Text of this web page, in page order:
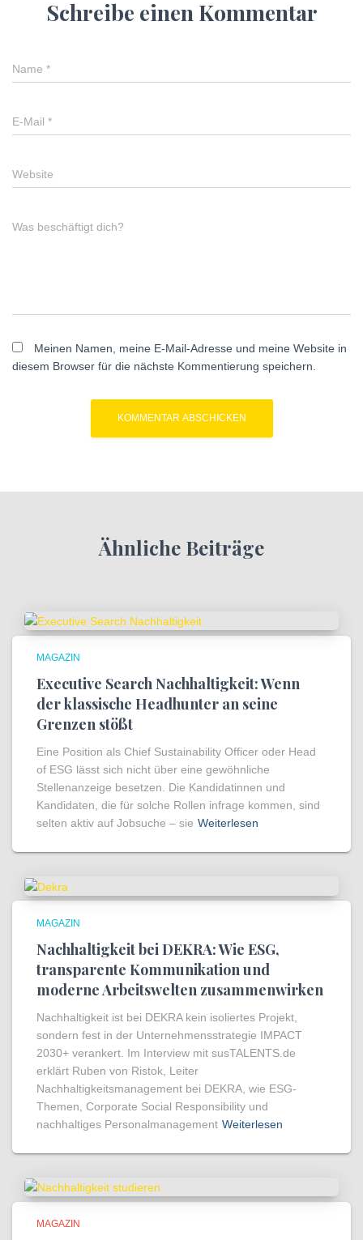
Schreibe einen Kommentar
Name *
E-Mail *
Website
Was beschäftigt dich?
Meinen Namen, meine E-Mail-Adresse und meine Website in
diesem Browser für die nächste Kommentierung speichern.
Ähnliche Beiträge
MAGAZIN
Executive Search Nachhaltigkeit: Wenn
der klassische Headhunter an seine
Grenzen stößt
Eine Position als Chief Sustainability Officer oder Head
of ESG lässt sich nicht über eine gewöhnliche
Stellenanzeige besetzen. Die Kandidatinnen und
Kandidaten, die für solche Rollen infrage kommen, sind
selten aktiv auf Jobsuche – sie Weiterlesen
MAGAZIN
Nachhaltigkeit bei DEKRA: Wie ESG,
transparente Kommunikation und
moderne Arbeitswelten zusammenwirken
Nachhaltigkeit ist bei DEKRA kein isoliertes Projekt,
sondern fest in der Unternehmensstrategie IMPACT
2030+ verankert. Im Interview mit susTALENTS.de
erklärt Ruben von Ristok, Leiter
Nachhaltigkeitsmanagement bei DEKRA, wie ESG-
Themen, Corporate Social Responsibility und
nachhaltiges Personalmanagement Weiterlesen
MAGAZIN